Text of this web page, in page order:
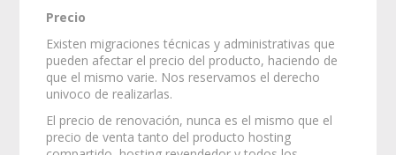
Precio
Existen migraciones técnicas y administrativas que
pueden afectar el precio del producto, haciendo de
que el mismo varie. Nos reservamos el derecho
univoco de realizarlas.
El precio de renovación, nunca es el mismo que el
precio de venta tanto del producto hosting